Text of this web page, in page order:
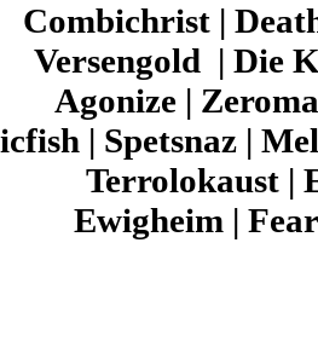
Combichrist |
Versengold | Die
Agonize |
| Spetsnaz |
Terrolokaust |
Ewigheim |